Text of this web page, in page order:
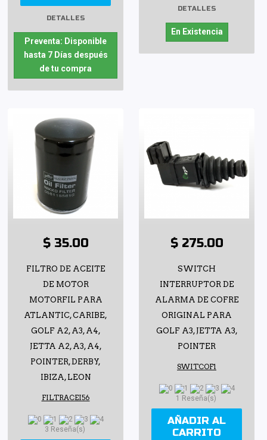
DETALLES
Preventa: Disponible
hasta 7 Días después
de tu compra
DETALLES
En Existencia
$ 35.00
FILTRO DE ACEITE
DE MOTOR
MOTORFIL PARA
ATLANTIC, CARIBE,
GOLF A2, A3, A4,
JETTA A2, A3, A4,
POINTER, DERBY,
IBIZA, LEON
FILTRACEI56
3 Reseña(s)
$ 275.00
SWITCH
INTERRUPTOR DE
ALARMA DE COFRE
ORIGINAL PARA
GOLF A3, JETTA A3,
POINTER
SWITCOF1
1 Reseña(s)
AÑADIR AL
CARRITO